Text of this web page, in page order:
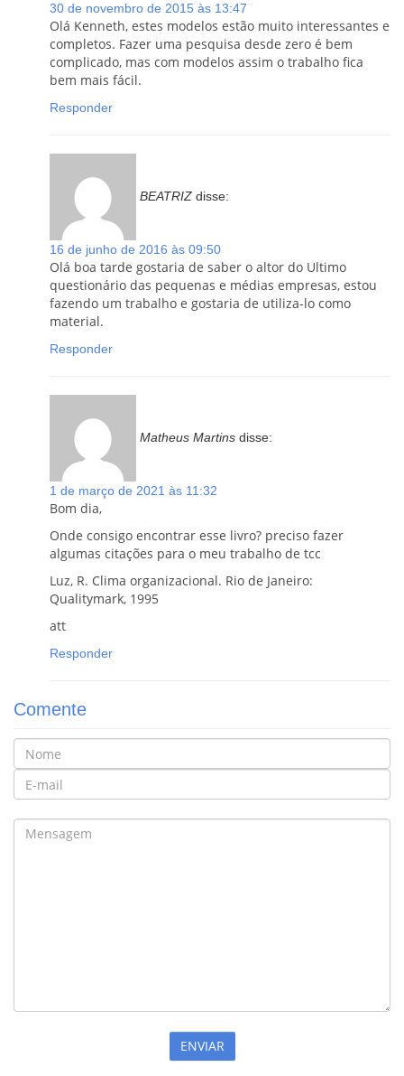
30 de novembro de 2015 às 13:47
Olá Kenneth, estes modelos estão muito interessantes e
completos. Fazer uma pesquisa desde zero é bem
complicado, mas com modelos assim o trabalho fica
bem mais fácil.
Responder
BEATRIZ disse:
16 de junho de 2016 às 09:50
Olá boa tarde gostaria de saber o altor do Ultimo
questionário das pequenas e médias empresas, estou
fazendo um trabalho e gostaria de utiliza-lo como
material.
Responder
Matheus Martins disse:
1 de março de 2021 às 11:32
Bom dia,
Onde consigo encontrar esse livro? preciso fazer
algumas citações para o meu trabalho de tcc
Luz, R. Clima organizacional. Rio de Janeiro:
Qualitymark, 1995
att
Responder
Comente